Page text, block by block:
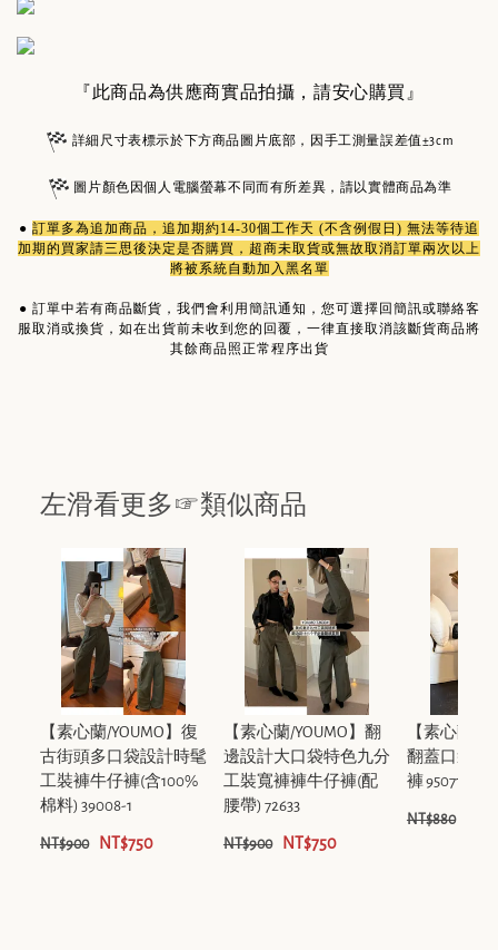
『此商品為供應商實品拍攝，請安心購買』
詳細尺寸表標示於下方商品圖片底部，因手工測量誤差值±3cm
圖片顏色因個人電腦螢幕不同而有所差異，請以實體商品為準
● 訂單多為追加商品 ，追加期約14-30個工作天 (不含例假日) 無法等待追
加期的買家請三思後決定是否購買，超商未取貨或無故取消訂單兩次以上
將被系統自動加入黑名單
● 訂單中若有商品斷貨，我們會利用簡訊通知，您可選擇回簡訊或聯絡客
服取消或換貨，如在出貨前未收到您的回覆，一律直接取消該斷貨商品將
其餘商品照正常程序出貨
左滑看更多☞類似商品
【素心蘭/YOUMO】復
古街頭多口袋設計時髦
工裝褲牛仔褲(含100%
棉料) 39008-1
NT$900 NT$750
【素心蘭/YOUMO】翻
邊設計大口袋特色九分
工裝寬褲褲牛仔褲(配
腰帶) 72633
NT$900 NT$750
【素心蘭/
翻蓋口袋刺
褲 95071-1
NT$880